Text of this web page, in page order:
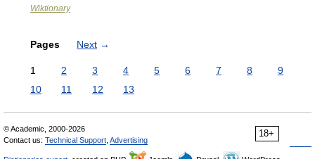
Wiktionary
Pages Next →
1 2 3 4 5 6 7 8
9
10
11 12 13
18+
© Academic, 2000-2026
Contact us: Technical Support Advertising